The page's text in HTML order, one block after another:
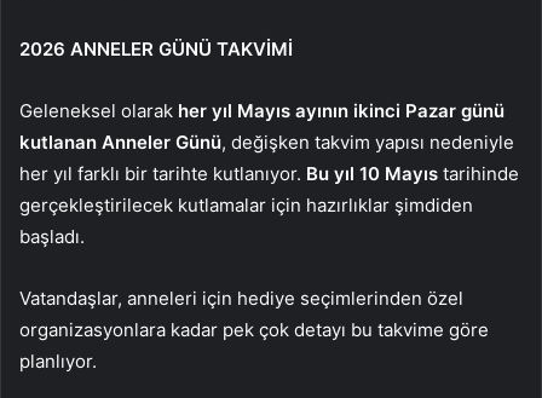
2026 ANNELER GÜNÜ TAKVİMİ
Geleneksel olarak her yıl Mayıs ayının ikinci Pazar günü
kutlanan Anneler Günü, değişken takvim yapısı nedeniyle
her yıl farklı bir tarihte kutlanıyor. Bu yıl 10 Mayıs tarihinde
gerçekleştirilecek kutlamalar için hazırlıklar şimdiden
başladı.
Vatandaşlar, anneleri için hediye seçimlerinden özel
organizasyonlara kadar pek çok detayı bu takvime göre
planlıyor.